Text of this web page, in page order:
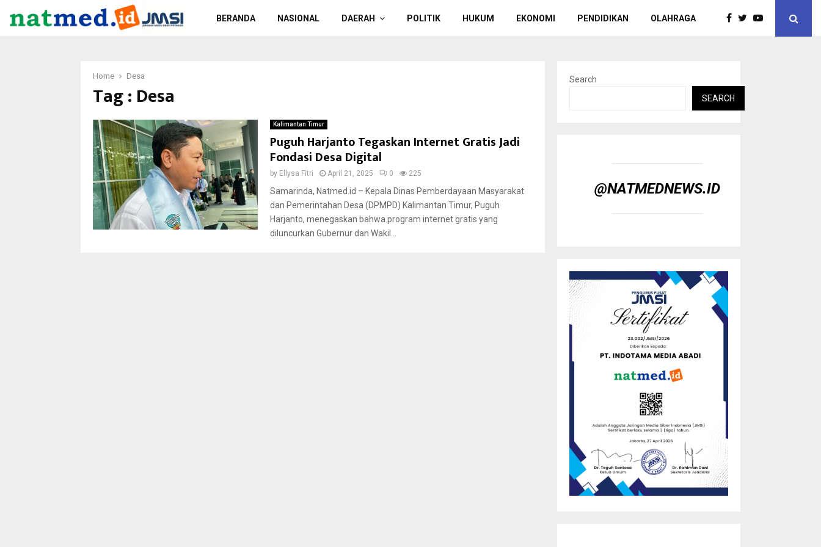
BERANDA NASIONAL DAERAH POLITIK HUKUM EKONOMI PENDIDIKAN OLAHRAGA
Home Desa
Tag : Desa
Kalimantan Timur
Puguh Harjanto Tegaskan Internet Gratis Jadi
Fondasi Desa Digital
by Ellysa Fitri April 21, 2025 0 225
Samarinda, Natmed.id – Kepala Dinas Pemberdayaan Masyarakat
dan Pemerintahan Desa (DPMPD) Kalimantan Timur, Puguh
Harjanto, menegaskan bahwa program internet gratis yang
diluncurkan Gubernur dan Wakil...
Search
SEARCH
@NATMEDNEWS.ID